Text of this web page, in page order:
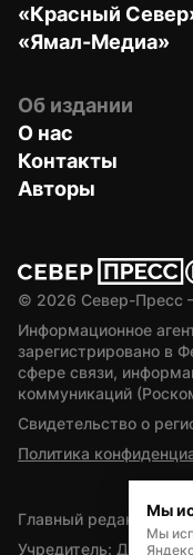
«Красный
«Ямал-Медиа»
Об издании
О нас
Контакты
Авторы
© 2026 Север-Пресс
Информационное
зарегистрировано в
сфере связи,
коммуникаций
Свидетельство о
Политика
Главный редактор —
Учредитель:
Мы
Мы